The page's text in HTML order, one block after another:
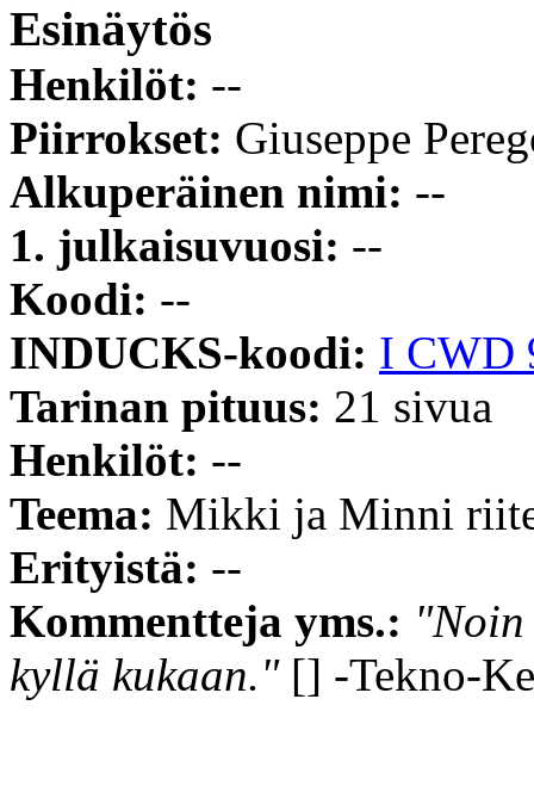
Esinäytös
Henkilöt: --
Piirrokset: Giuseppe
Alkuperäinen nimi: --
1. julkaisuvuosi: --
Koodi: --
INDUCKS-koodi: I CWD
Tarinan pituus: 21 sivua
Henkilöt: --
Teema: Mikki ja Minni
Erityistä: --
Kommentteja yms.:
kyllä kukaan."[] -Tekno-